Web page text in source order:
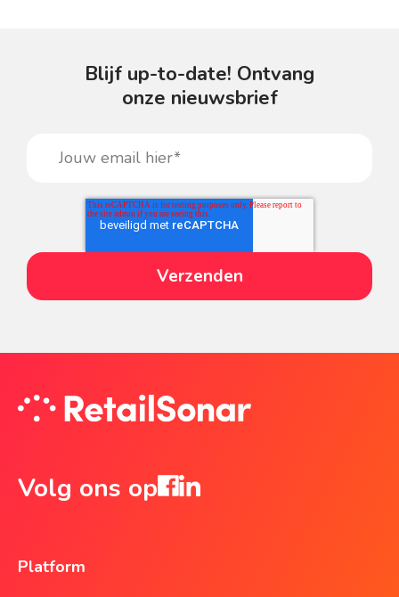
Blijf up-to-date! Ontvang
onze nieuwsbrief
Volg ons op
Platform